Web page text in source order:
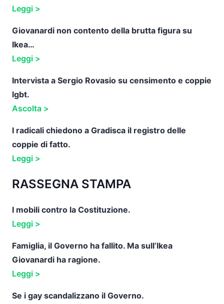
Leggi >
Giovanardi non contento della brutta figura su
Ikea…
Leggi >
Intervista a Sergio Rovasio su censimento e coppie
lgbt.
Ascolta >
I radicali chiedono a Gradisca il registro delle
coppie di fatto.
Leggi >
RASSEGNA STAMPA
I mobili contro la Costituzione.
Leggi >
Famiglia, il Governo ha fallito. Ma sull’Ikea
Giovanardi ha ragione.
Leggi >
Se i gay scandalizzano il Governo.